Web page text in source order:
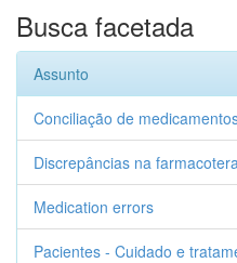
Busca facetada
Assunto
Conciliação de
Discrepâncias na
Medication errors
Pacientes - Cuidado e